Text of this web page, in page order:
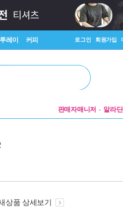
레이 커피 로그인 회원가입
판매자매니저 알라
상품 상세보기